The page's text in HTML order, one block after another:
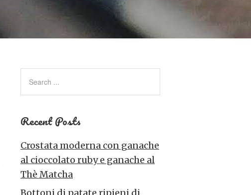
Recent Posts
Crostata moderna con ganache
al cioccolato ruby e ganache al
Thè Matcha